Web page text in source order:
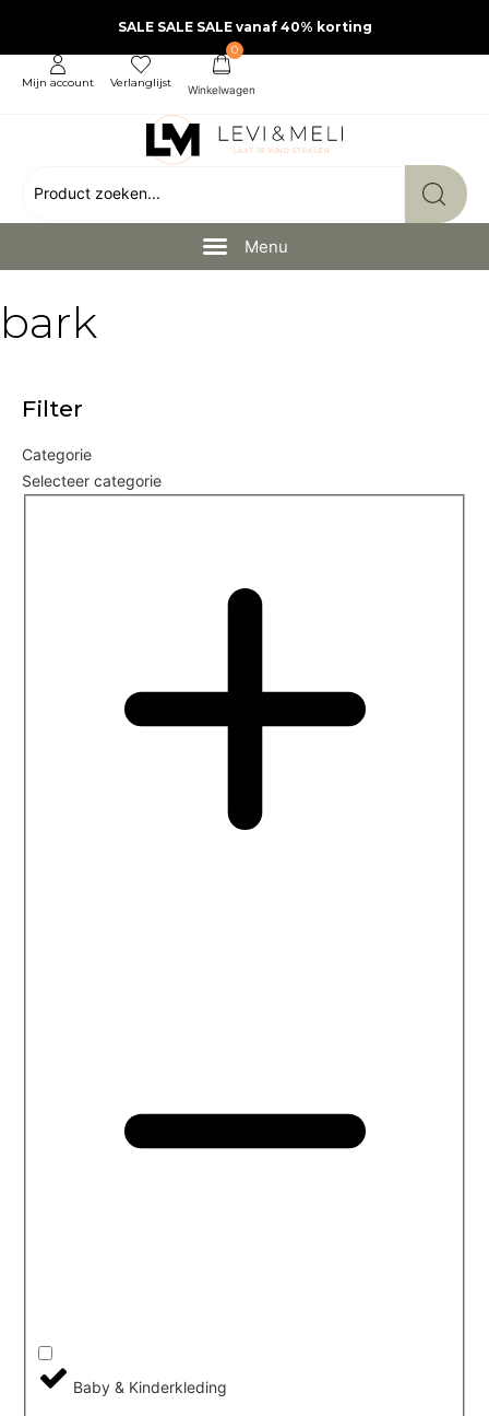
SALE SALE SALE vanaf 40% korting
Mijn account Verlanglijst
0
bark
Filter
Categorie
Selecteer categorie
Baby & Kinderkleding